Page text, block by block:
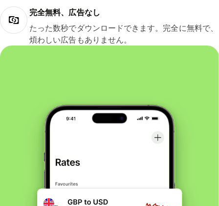
完全無料、広告なし
たった数秒でダウンロードできます。完全に無料で、
煩わしい広告もありません。